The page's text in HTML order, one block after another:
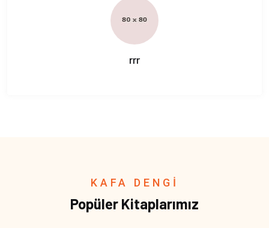
rrr
KAFA DENGİ
Popüler Kitaplarımız